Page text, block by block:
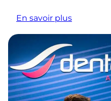
En savoir plus